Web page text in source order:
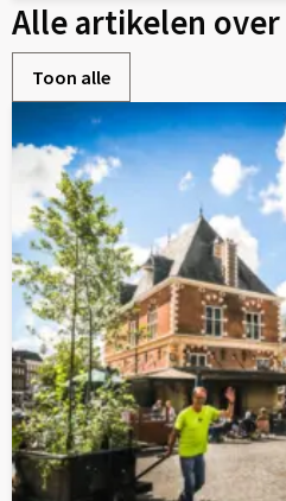
meer
over
Alle artikelen
Toon alle